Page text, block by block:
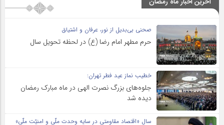
صحنی بی‌بدیل از نور، عرفان و اشتیاق
حرم مطهر امام رضا (ع) در لحظه تحویل سال
خطیب نماز عید فطر تهران:
جلوه‌های بزرگ نصرت الهی در ماه مبارک رمضان
دیده شد
سال «اقتصاد مقاومتی در سایه وحدت ملّی و امنیّت ملّی»